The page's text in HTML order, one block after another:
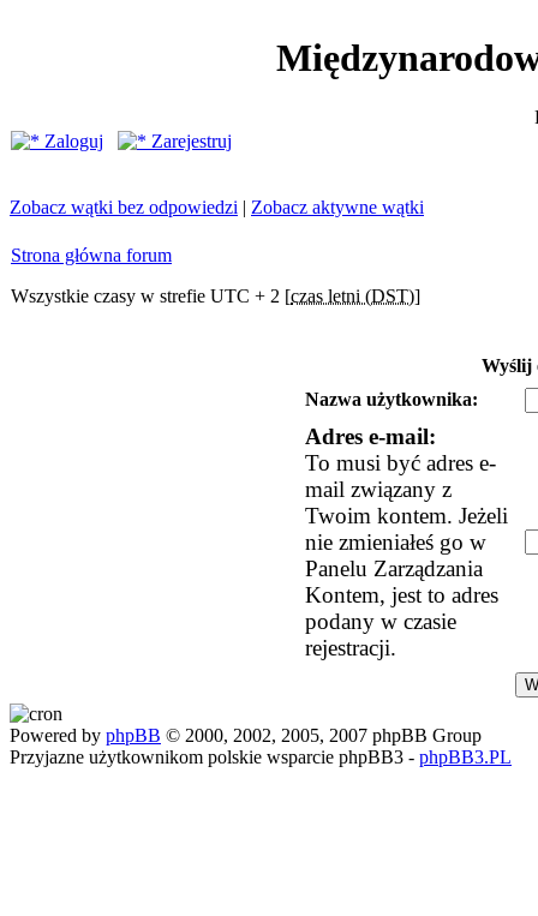
Zaloguj
Zarejestruj
Zobacz wątki bez odpowiedzi | Zobacz aktywne wątki
Strona główna forum
Wszystkie czasy w strefie UTC + 2 [czas letni (DST)]
Wyślij
Nazwa użytkownika:
Adres e-mail:
To musi być adres e-
mail związany z
Twoim kontem. Jeżeli
nie zmieniałeś go w
Panelu Zarządzania
Kontem, jest to adres
podany w czasie
rejestracji.
Powered by phpBB © 2000, 2002, 2005, 2007 phpBB Group
Przyjazne użytkownikom polskie wsparcie phpBB3 - phpBB3.PL